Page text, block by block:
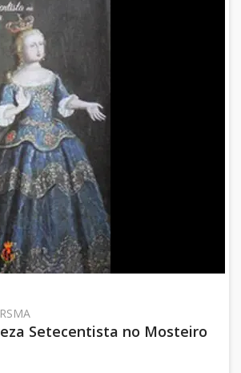
Setecentista no Mosteiro